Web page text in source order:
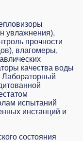
увлажнения),
прочности
влагомеры,
качества воды
Лабораторный
испытаний
инстанций и
состояния